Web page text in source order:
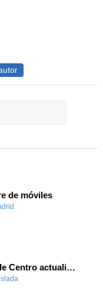
de móviles
Proyecto Educativo de Centro actualizado 2026